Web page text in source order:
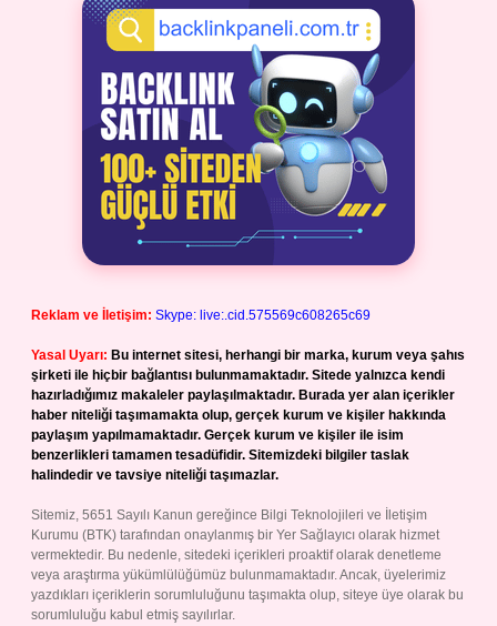
Reklam ve İletişim: Skype: live:.cid.575569c608265c69
Yasal Uyarı: Bu internet sitesi, herhangi bir marka, kurum veya şahıs
şirketi ile hiçbir bağlantısı bulunmamaktadır. Sitede yalnızca kendi
hazırladığımız makaleler paylaşılmaktadır. Burada yer alan içerikler
haber niteliği taşımamakta olup, gerçek kurum ve kişiler hakkında
paylaşım yapılmamaktadır. Gerçek kurum ve kişiler ile isim
benzerlikleri tamamen tesadüfidir. Sitemizdeki bilgiler taslak
halindedir ve tavsiye niteliği taşımazlar.
Sitemiz, 5651 Sayılı Kanun gereğince Bilgi Teknolojileri ve İletişim
Kurumu (BTK) tarafından onaylanmış bir Yer Sağlayıcı olarak hizmet
vermektedir. Bu nedenle, sitedeki içerikleri proaktif olarak denetleme
veya araştırma yükümlülüğümüz bulunmamaktadır. Ancak, üyelerimiz
yazdıkları içeriklerin sorumluluğunu taşımakta olup, siteye üye olarak bu
sorumluluğu kabul etmiş sayılırlar.